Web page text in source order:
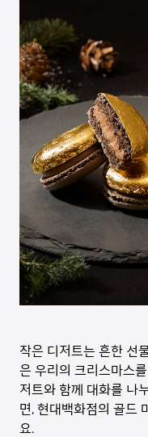
작은 디저트는 흔한 선
은 우리의 크리스마스
저트와 함께 대화를 나
면, 현대백화점의 골드
요.